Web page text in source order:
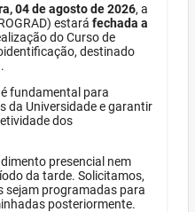
04 de agosto de 2026, a
estará fechada a
do Curso de
destinado
fundamental para
da Universidade e garantir
dos
presencial nem
da tarde. Solicitamos,
sejam programadas para
posteriormente.